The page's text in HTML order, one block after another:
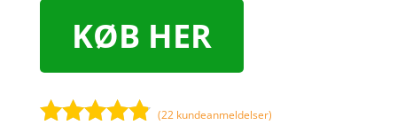
KØB HER
(22 kundeanmeldelser)